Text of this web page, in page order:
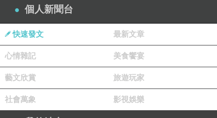
理心、正義感與情感注入 AI 的生成邏輯中。
展現善良腳本
：透過文字故事去影響讀者，讓大家看到科
技結合創意所帶來的溫暖，而不是只有冷冰冰的深偽詐
騙。
推廣正確觀念
：把 AI 帶回家，教導長輩和孩子如何用 AI
個人新聞台
快速發文 最新文章
心情雜記 美食饗宴
藝文欣賞 旅遊玩家
社會萬象 影視娛樂